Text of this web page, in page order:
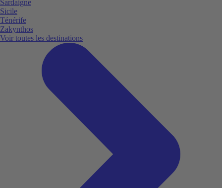
Sardaigne
Sicile
Ténérife
Zakynthos
Voir toutes les destinations